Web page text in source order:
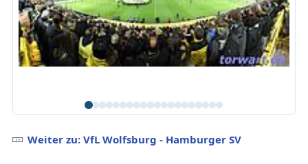
Weiter zu: VfL Wolfsburg - Hamburger SV